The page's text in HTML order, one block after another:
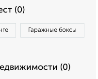
(0)
Гаражные боксы
(0)